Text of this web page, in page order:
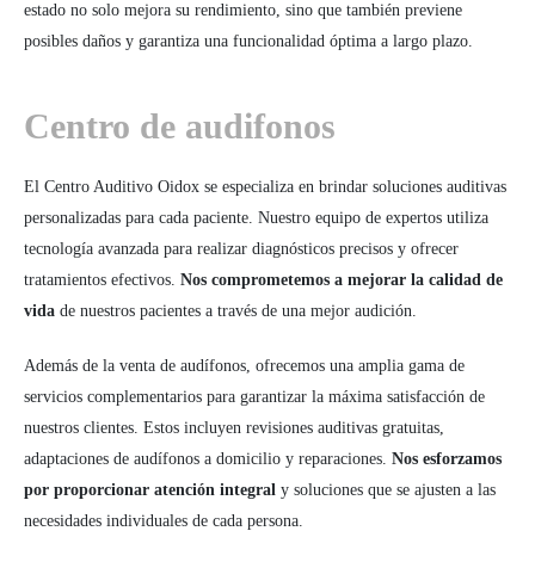
estado no solo mejora su rendimiento, sino que también previene
posibles daños y garantiza una funcionalidad óptima a largo plazo.
Centro de audifonos
El Centro Auditivo Oidox se especializa en brindar soluciones auditivas
personalizadas para cada paciente. Nuestro equipo de expertos utiliza
tecnología avanzada para realizar diagnósticos precisos y ofrecer
tratamientos efectivos. Nos comprometemos a mejorar la calidad de
vida de nuestros pacientes a través de una mejor audición.
Además de la venta de audífonos, ofrecemos una amplia gama de
servicios complementarios para garantizar la máxima satisfacción de
nuestros clientes. Estos incluyen revisiones auditivas gratuitas,
adaptaciones de audífonos a domicilio y reparaciones. Nos esforzamos
por proporcionar atención integral y soluciones que se ajusten a las
necesidades individuales de cada persona.